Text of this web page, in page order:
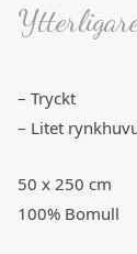
– Tryckt
– Litet
50 x 250 cm
100% Bomull